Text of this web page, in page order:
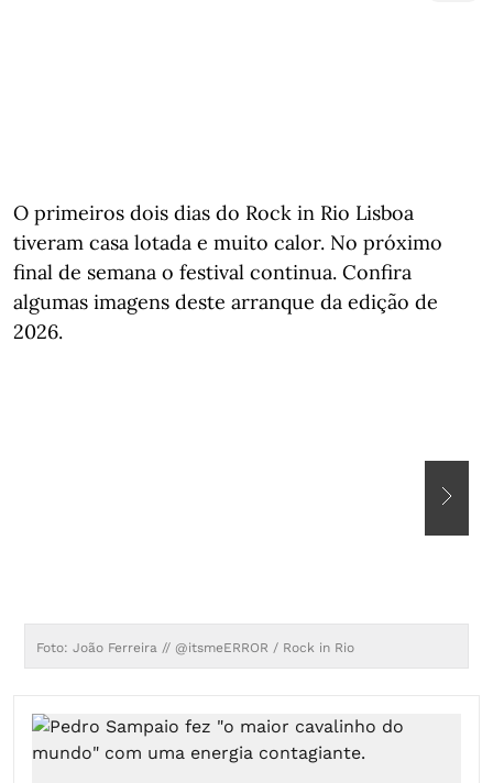
O primeiros dois dias do Rock in Rio Lisboa
tiveram casa lotada e muito calor. No próximo
final de semana o festival continua. Confira
algumas imagens deste arranque da edição de
2026.
Foto: João Ferreira // @itsmeERROR / Rock in Rio